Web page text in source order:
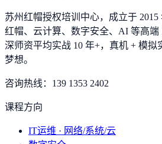
苏州红帽授权培训中心，成立于 2015
红帽、云计算、数字安全、AI 等高
深师资平均实战 10 年+，真机 + 模拟
梦想。
咨询热线： 139 1353 2402
课程方向
IT运维 · 网络/系统/云